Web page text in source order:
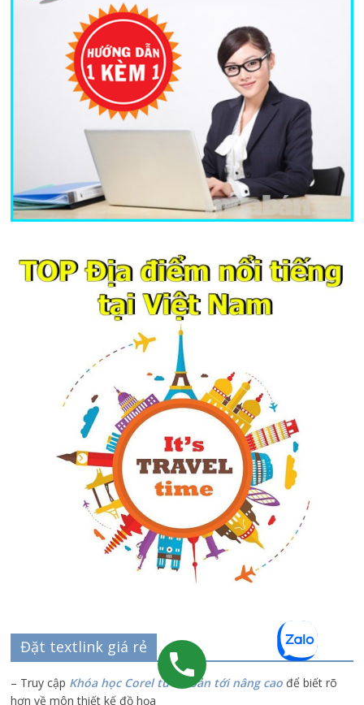
Đặt textlink giá rẻ
– Truy cập Khóa học Corel từ cơ bản tới nâng cao để biết rõ
hơn về môn thiết kế đồ họa